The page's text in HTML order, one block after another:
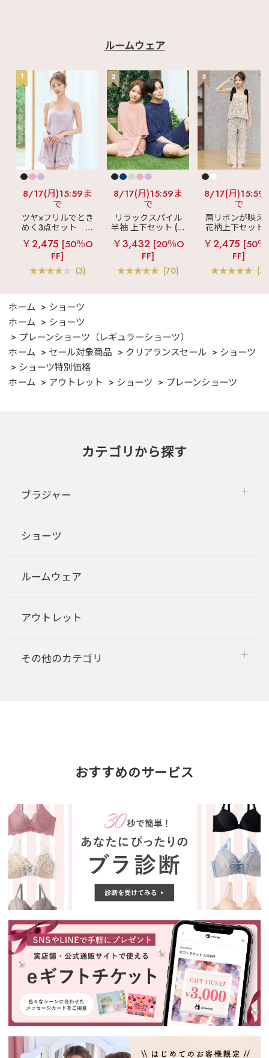
ルームウェア
1
8/17(月)15:59ま
で
ツヤ×フリルでとき
めく3点セット
シ
ルキー ショートパ
ンツ 3点セット
￥2,475 [50％O
FF]
(3)
2
8/17(月)15:59ま
で
リラックスパイル
半袖 上下セット (男
女兼用サイズ)
￥3,432 [20％O
FF]
(70)
3
8/17(月)15:59
で
肩リボンが映え
花柄上下セット
メニーフラワー
ングパンツ 上下
ット
￥2,475 [50
FF]
(3)
ホーム
ショーツ
ホーム
ショーツ
プレーンショーツ（レギュラーショーツ）
ホーム
セール対象商品 クリアランスセール
ショーツ
ショーツ特別価格
ホーム
アウトレット ショーツ プレーンショーツ
カテゴリから探す
ブラジャー
ショーツ
ルームウェア
アウトレット
その他のカテゴリ
おすすめのサービス